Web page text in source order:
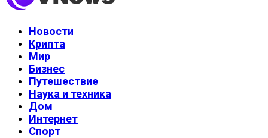
Новости
Крипта
Мир
Бизнес
Путешествие
Наука и техника
Дом
Интернет
Спорт